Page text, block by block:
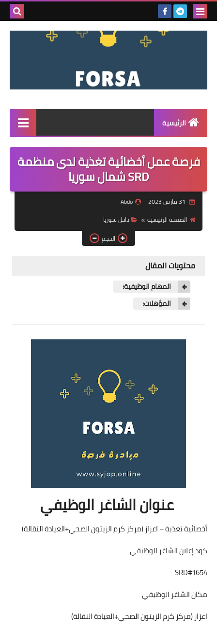
بحث
الرئيسية
القائمة
مناقصات
فرص عمل داخل سوريا
فرص عمل في العراق
فرص عمل في اليمن
فرصة عمل أخضائية تغذية لدى منظمة
SRD شمال سوريا
Abdo
الصفحة الرئيسية
داخل سوريا
الحجم
محتويات المقال
المهام الوظيفية:
المؤهلات:
عنوان الشاغر الوظيفي
أخصائية تغذية – اعزاز (مركز كرم الزيتون الصحي+العيادة النقالة)
كود إعلان الشاغر الوظيفي
SRD#1654
مكان الشاغر الوظيفي
اعزاز (مركز كرم الزيتون الصحي+العيادة النقالة)